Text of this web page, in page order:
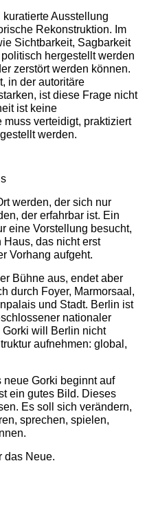
Ausstellung
Rekonstruktion. Im
Sichtbarkeit, Sagbarkeit
hergestellt werden
zerstört werden können.
in der autoritäre
ist diese Frage nicht
ist keine
verteidigt, praktiziert
werden.
werden, der sich nur
der erfahrbar ist. Ein
eine Vorstellung besucht,
das nicht erst
Vorhang aufgeht.
Bühne aus, endet aber
durch Foyer, Marmorsaal,
und Stadt. Berlin ist
nationaler
will Berlin nicht
aufnehmen: global,
neue Gorki beginnt auf
ein gutes Bild. Dieses
Es soll sich verändern,
sprechen, spielen,
das Neue.